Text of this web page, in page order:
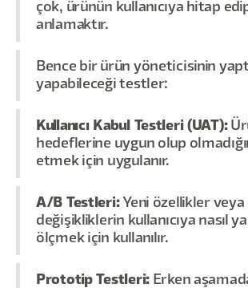
çok, ürünün kullanıcıya hitap
anlamaktır.
Bence bir ürün yöneticisinin
yapabileceği testler:
Kullanıcı Kabul Testleri (UAT):
hedeflerine uygun olup
etmek için uygulanır.
A/B Testleri:Yeni özellikler veya
değişikliklerin kullanıcıya nasıl
ölçmek için kullanılır.
Prototip Testleri:Erken